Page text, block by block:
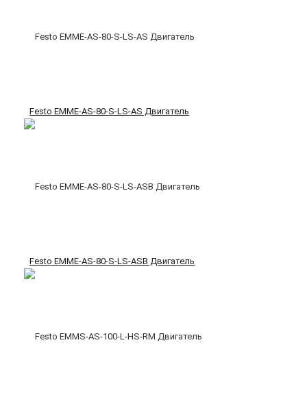
Festo EMME-AS-80-S-LS-AS Двигатель
Festo EMME-AS-80-S-LS-ASB Двигатель